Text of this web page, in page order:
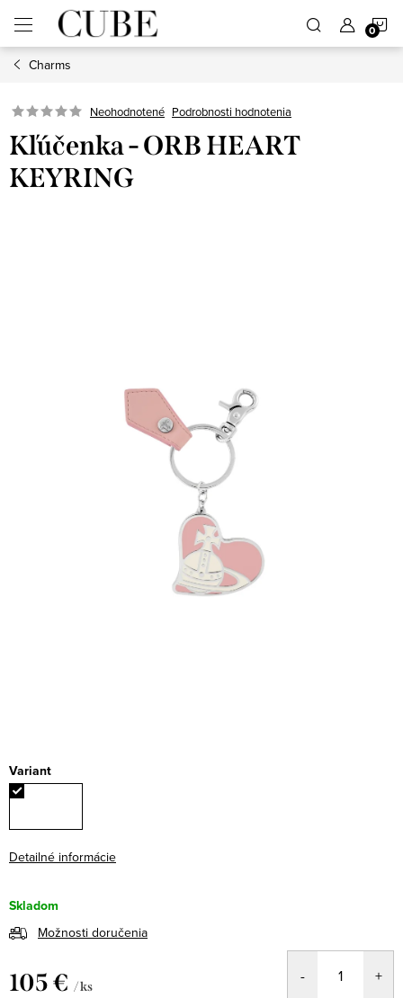
obsah
Charms
Neohodnotené Podrobnosti hodnotenia
Kľúčenka - ORB HEART
KEYRING
Variant
Detailné informácie
Skladom
Možnosti doručenia
105 € / ks